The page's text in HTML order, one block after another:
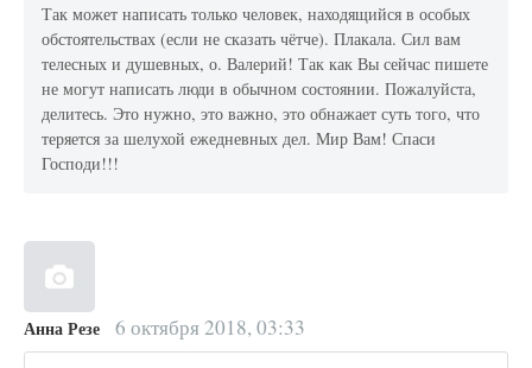
Так может написать только человек, находящийся в особых
обстоятельствах (если не сказать чётче). Плакала. Сил вам
телесных и душевных, о. Валерий! Так как Вы сейчас пишете
не могут написать люди в обычном состоянии. Пожалуйста,
делитесь. Это нужно, это важно, это обнажает суть того, что
теряется за шелухой ежедневных дел. Мир Вам! Спаси
Господи!!!
Анна Резе 6 октября 2018, 03:33